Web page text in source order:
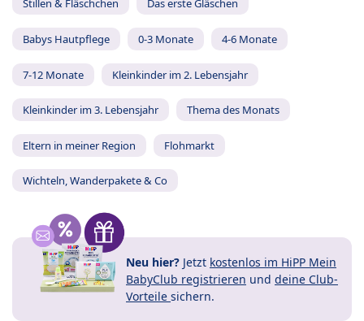
Stillen & Fläschchen Das erste Gläschen
Babys Hautpflege 0-3 Monate 4-6 Monate
7-12 Monate Kleinkinder im 2. Lebensjahr
Kleinkinder im 3. Lebensjahr Thema des Monats
Eltern in meiner Region Flohmarkt
Wichteln, Wanderpakete & Co
Neu hier? Jetzt kostenlos im HiPP Mein
BabyClub registrieren und deine Club-
Vorteile sichern.